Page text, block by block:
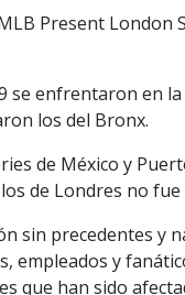
Present London
se enfrentaron en
los del Bronx.
de México y
de Londres no
sin precedentes y
empleados y
que han sido